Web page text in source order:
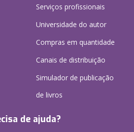
Serviços profissionais
Universidade do autor
Compras em quantidade
Canais de distribuição
Simulador de publicação
de livros
de ajuda?